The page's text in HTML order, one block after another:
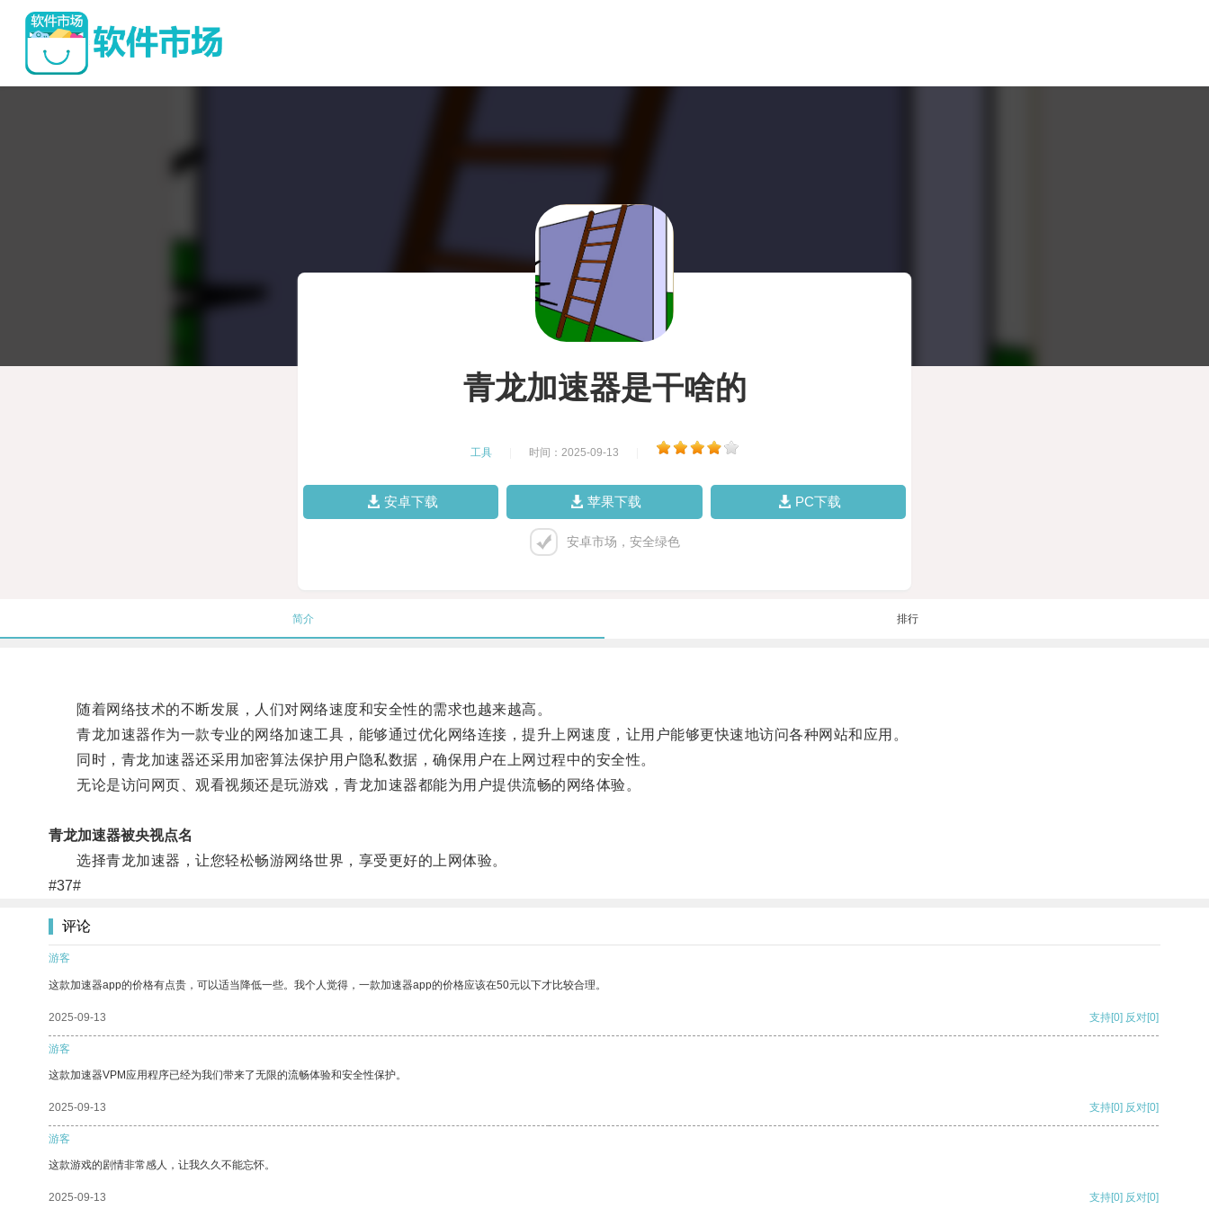
青龙加速器是干啥的
工具 时间：2025-09-13
安卓下载 苹果下载 PC下载
安卓市场，安全绿色
简介 排行
随着网络技术的不断发展，人们对网络速度和安全性的需求也越来越高。
青龙加速器作为一款专业的网络加速工具，能够通过优化网络连接，提升上网速度，让用户能够更快速地访问各种网站和应用。
同时，青龙加速器还采用加密算法保护用户隐私数据，确保用户在上网过程中的安全性。
无论是访问网页、观看视频还是玩游戏，青龙加速器都能为用户提供流畅的网络体验。
青龙加速器被央视点名
选择青龙加速器，让您轻松畅游网络世界，享受更好的上网体验。
#37#
评论
游客
这款加速器app的价格有点贵，可以适当降低一些。我个人觉得，一款加速器app的价格应该在50元以下才比较合理。
2025-09-13 支持[0] 反对[0]
游客
这款加速器VPM应用程序已经为我们带来了无限的流畅体验和安全性保护。
2025-09-13 支持[0] 反对[0]
游客
这款游戏的剧情非常感人，让我久久不能忘怀。
2025-09-13 支持[0] 反对[0]